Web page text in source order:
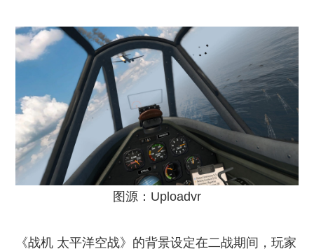
图源：Uploadvr
《战机 太平洋空战》的背景设定在二战期间，玩家